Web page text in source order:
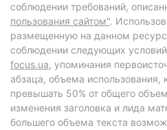
соблюдении требований,
пользования сайтом".
размещенную на данном
соблюдении следующих
focus.ua, упоминания
абзаца, объема
превышать 50% от общего
изменения заголовка и лида
большего объема текста